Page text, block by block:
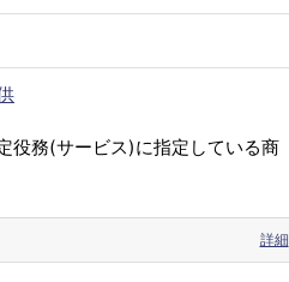
役務(サービス)に指定している商
詳細